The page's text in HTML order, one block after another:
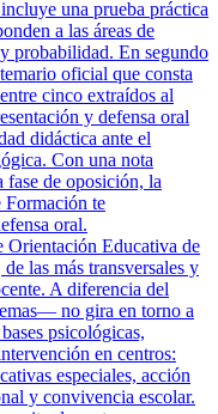
una prueba práctica
a las áreas de
probabilidad. En segundo
oficial que consta
cinco extraídos al
y defensa oral
didáctica ante el
Con una nota
fase de oposición, la
Formación te
oral.
Orientación Educativa de
las más transversales y
A diferencia del
no gira en torno a
psicológicas,
en centros:
especiales, acción
y convivencia escolar.